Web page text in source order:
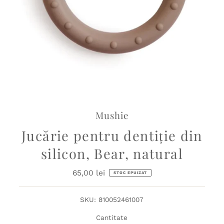
Mushie
Jucărie pentru dentiție din
silicon, Bear, natural
Preț
65,00 lei STOC EPUIZAT
SKU: 810052461007
Cantitate